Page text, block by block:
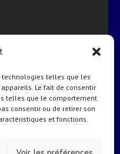
technologies telles que les
Le fait de consentir
telles que le comportement
consentir ou de retirer son
et fonctions.